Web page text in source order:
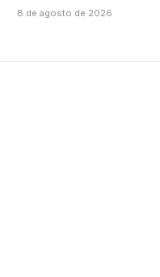
8 de agosto de 2026